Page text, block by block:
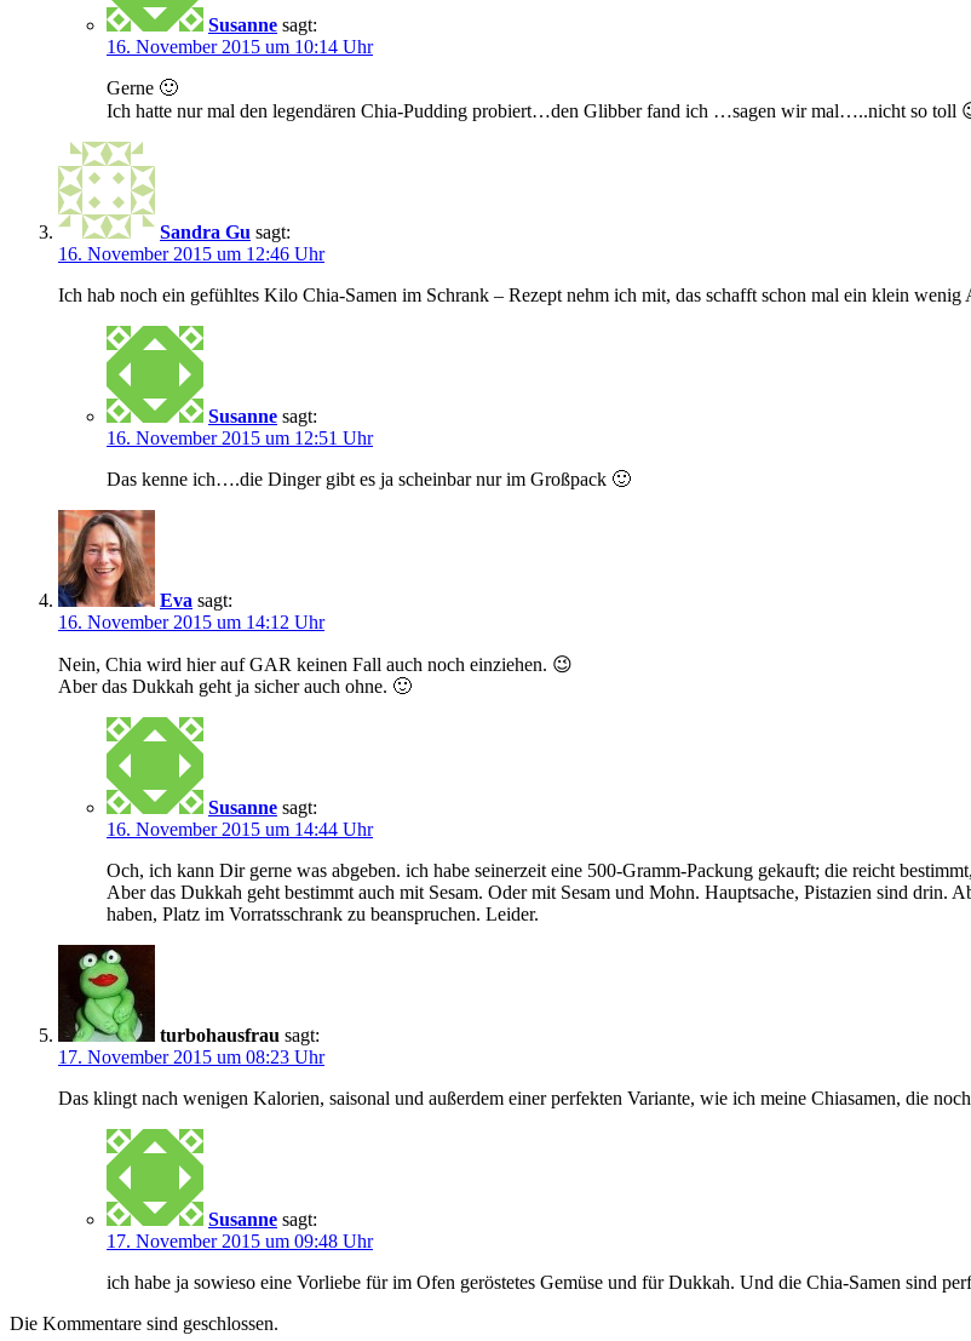
Susanne sagt:
16. November 2015 um 10:14 Uhr
Gerne 🙂
Ich hatte nur mal den legendären Chia-Pudding probiert…den Glibber fand ich …sagen wir mal…..nicht so toll
Sandra Gu sagt:
16. November 2015 um 12:46 Uhr
Ich hab noch ein gefühltes Kilo Chia-Samen im Schrank – Rezept nehm ich mit, das schafft schon mal ein klein wenig
Susanne sagt:
16. November 2015 um 12:51 Uhr
Das kenne ich….die Dinger gibt es ja scheinbar nur im Großpack 🙂
Eva sagt:
16. November 2015 um 14:12 Uhr
Nein, Chia wird hier auf GAR keinen Fall auch noch einziehen. 😉
Aber das Dukkah geht ja sicher auch ohne. 🙂
Susanne sagt:
16. November 2015 um 14:44 Uhr
Och, ich kann Dir gerne was abgeben. ich habe seinerzeit eine 500-Gramm-Packung gekauft; die reicht
Aber das Dukkah geht bestimmt auch mit Sesam. Oder mit Sesam und Mohn. Hauptsache, Pistazien sind drin.
haben, Platz im Vorratsschrank zu beanspruchen. Leider.
turbohausfrau sagt:
17. November 2015 um 08:23 Uhr
Das klingt nach wenigen Kalorien, saisonal und außerdem einer perfekten Variante, wie ich meine Chiasamen, die
Susanne sagt:
17. November 2015 um 09:48 Uhr
ich habe ja sowieso eine Vorliebe für im Ofen geröstetes Gemüse und für Dukkah. Und die Chia-Samen sind
Die Kommentare sind geschlossen.